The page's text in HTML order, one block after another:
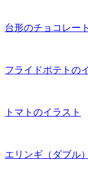
台形のチョコレー
フライドポテトの
トマトのイラスト
エリンギ（ダブル